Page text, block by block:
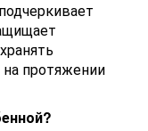
протяжении